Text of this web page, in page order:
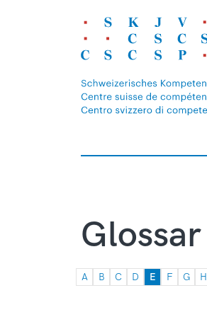
Glossar
A B C D E F G H